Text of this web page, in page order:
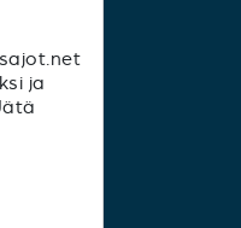
ja